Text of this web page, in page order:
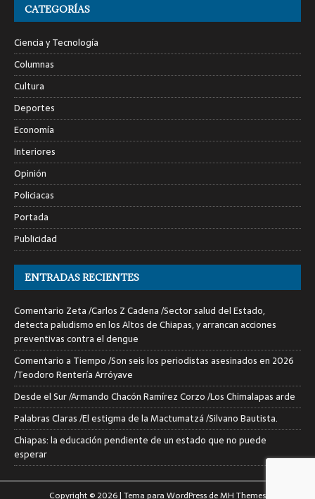
CATEGORÍAS
Ciencia y Tecnología
Columnas
Cultura
Deportes
Economía
Interiores
Opinión
Policiacas
Portada
Publicidad
ENTRADAS RECIENTES
Comentario Zeta /Carlos Z Cadena /Sector salud del Estado,
detecta paludismo en los Altos de Chiapas, y arrancan acciones
preventivas contra el dengue
Comentario a Tiempo /Son seis los periodistas asesinados en 2026
/Teodoro Rentería Arróyave
Desde el Sur /Armando Chacón Ramírez Corzo /Los Chimalapas arde
Palabras Claras /El estigma de la Mactumatzá /Silvano Bautista.
Chiapas: la educación pendiente de un estado que no puede
esperar
Copyright © 2026 | Tema para WordPress deMH Themes